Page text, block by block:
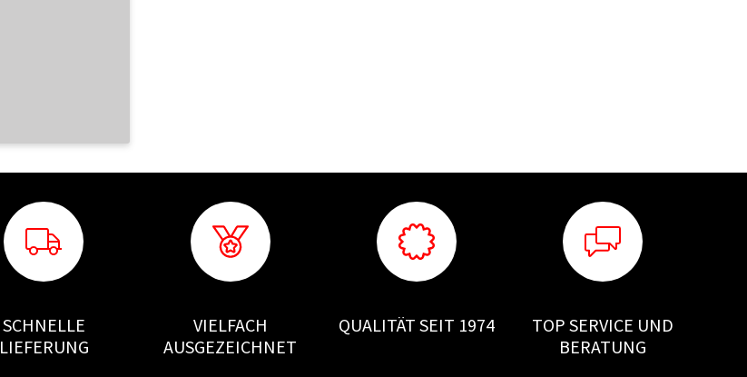
SCHNELLE
LIEFERUNG
VIELFACH
AUSGEZEICHNET
QUALITÄT SEIT 1974
TOP SERVICE UND
BERATUNG